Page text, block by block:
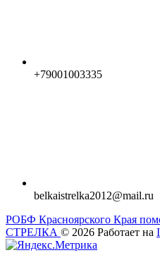
+79001003335
belkaistrelka2012@mail.ru
РОБФ Красноярского Края
СТРЕЛКА © 2026 Работает на